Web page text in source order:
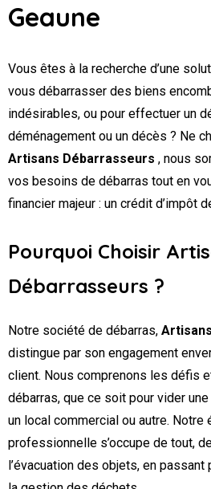
Geaune
Vous êtes à la recherche d’une
vous débarrasser des biens
indésirables, ou pour effectuer un
déménagement ou un décès ? Ne
Artisans Débarrasseurs , nous
vos besoins de débarras tout en
financier majeur : un crédit d’impôt
Pourquoi Choisir
Débarrasseurs ?
Notre société de débarras,
distingue par son engagement
client. Nous comprenons les défis
débarras, que ce soit pour vider
un local commercial ou autre.
professionnelle s’occupe de tout,
l’évacuation des objets, en